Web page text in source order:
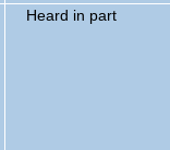
Heard in part